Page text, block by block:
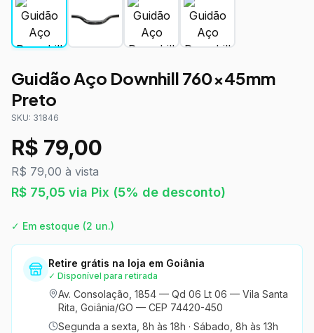
Guidão Aço Downhill 760x45mm
Preto
SKU: 31846
R$ 79,00
R$ 79,00 à vista
R$ 75,05 via Pix (5% de desconto)
✓ Em estoque (2 un.)
Retire grátis na loja em Goiânia
✓ Disponível para retirada
Av. Consolação, 1854 — Qd 06 Lt 06 — Vila Santa
Rita, Goiânia/GO — CEP 74420-450
Segunda a sexta, 8h às 18h · Sábado, 8h às 13h